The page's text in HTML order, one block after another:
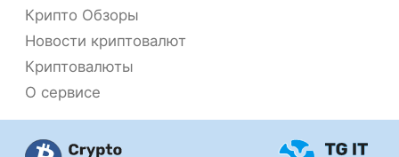
Крипто Обзоры
Новости криптовалют
Криптовалюты
О сервисе